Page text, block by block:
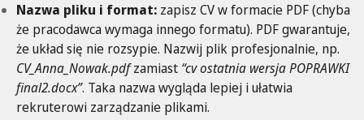
Nazwa pliku i format: zapisz CV w formacie PDF (chyba
że pracodawca wymaga innego formatu). PDF gwarantuje,
że układ się nie rozsypie. Nazwij plik profesjonalnie, np.
CV_Anna_Nowak.pdfzamiast “cv ostatnia wersja POPRAWKI
final2.docx”. Taka nazwa wygląda lepiej i ułatwia
rekruterowi zarządzanie plikami.